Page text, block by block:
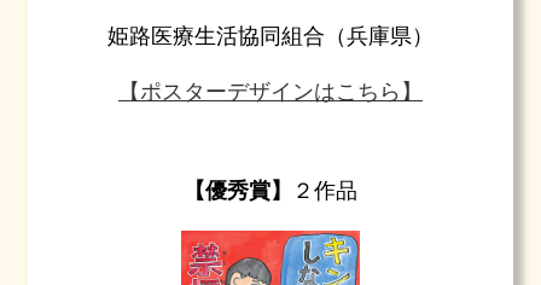
姫路医療生活協同組合（兵庫県）
【ポスターデザインはこちら】
【優秀賞】 ２作品